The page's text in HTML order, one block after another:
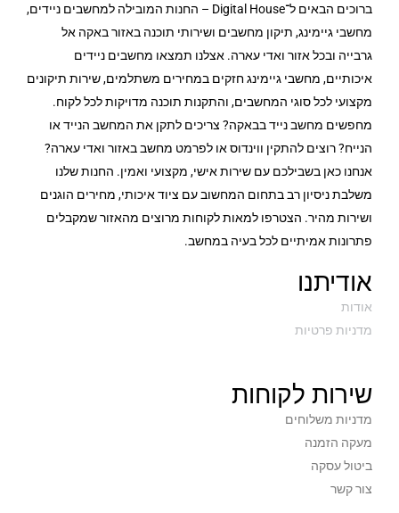
ברוכים הבאים ל־Digital House – החנות המובילה למחשבים ניידים,
מחשבי גיימינג, תיקון מחשבים ושירותי תוכנה באזור באקה אל
גרבייה ובכל אזור ואדי עארה. אצלנו תמצאו מחשבים ניידים
איכותיים, מחשבי גיימינג חזקים במחירים משתלמים, שירות תיקונים
מקצועי לכל סוגי המחשבים, והתקנות תוכנה מדויקות לכל לקוח.
מחפשים מחשב נייד בבאקה? צריכים לתקן את המחשב הנייד או
הנייח? רוצים להתקין ווינדוס או לפרמט מחשב באזור ואדי עארה?
אנחנו כאן בשבילכם עם שירות אישי, מקצועי ואמין. החנות שלנו
משלבת ניסיון רב בתחום המחשוב עם ציוד איכותי, מחירים הוגנים
ושירות מהיר. הצטרפו למאות לקוחות מרוצים מהאזור שמקבלים
פתרונות אמיתיים לכל בעיה במחשב.
אודיתנו
אודות
מדניות פרטיות
שירות לקוחות
מדניות משלוחים
מעקה הזמנה
ביטול עסקה
צור קשר